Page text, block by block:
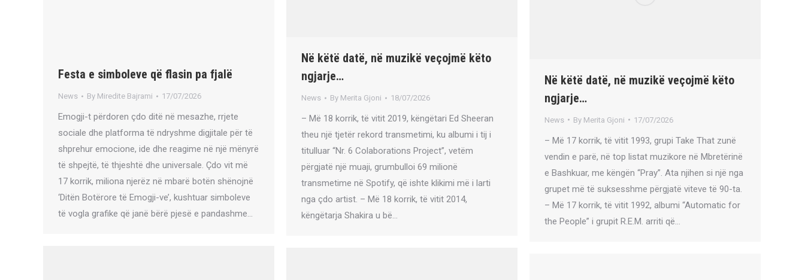
Në këtë datë, në muzikë veçojmë këto
ngjarje…
News By Merita Gjoni 18/07/2026
– Më 18 korrik, të vitit 2019, këngëtari Ed Sheeran
theu një tjetër rekord transmetimi, ku albumi i tij i
titulluar “Nr. 6 Colaborations Project”, vetëm
përgjatë një muaji, grumbulloi 69 milionë
transmetime në Spotify, që ishte klikimi më i larti
nga çdo artist. – Më 18 korrik, të vitit 2014,
këngëtarja Shakira u bë…
Festa e simboleve që flasin pa fjalë
News By Miredite Bajrami 17/07/2026
Emogji-t përdoren çdo ditë në mesazhe, rrjete
sociale dhe platforma të ndryshme digjitale për të
shprehur emocione, ide dhe reagime në një mënyrë
të shpejtë, të thjeshtë dhe universale. Çdo vit më
17 korrik, miliona njerëz në mbarë botën shënojnë
‘Ditën Botërore të Emogji-ve’, kushtuar simboleve
të vogla grafike që janë bërë pjesë e pandashme…
Në këtë datë, në muzikë veçojmë këto
ngjarje…
News By Merita Gjoni 17/07/2026
– Më 17 korrik, të vitit 1993, grupi Take That zunë
vendin e parë, në top listat muzikore në Mbretërinë
e Bashkuar, me këngën “Pray”. Ata njihen si një nga
grupet më të suksesshme përgjatë viteve të 90-ta.
– Më 17 korrik, të vitit 1992, albumi “Automatic for
the People” i grupit R.E.M. arriti që…